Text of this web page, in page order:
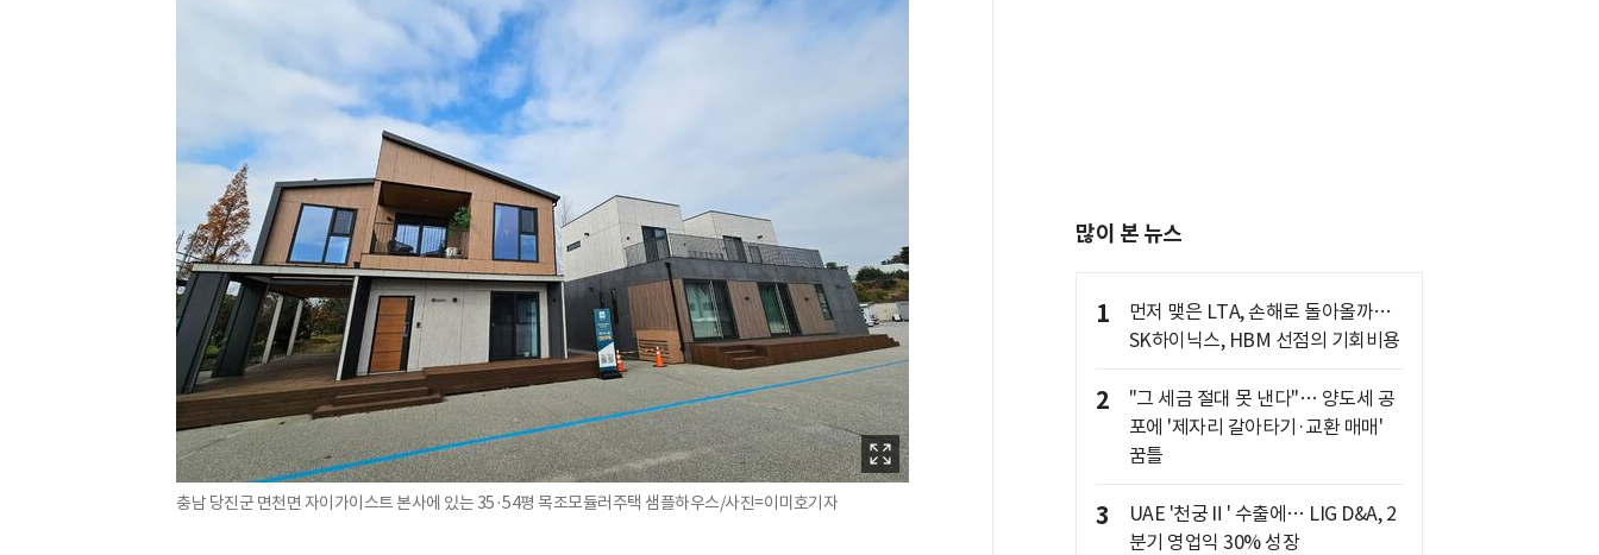
충남 당진군 면천면 자이가이스트 본사에 있는 35·54평 목조모듈러주택 샘플하우스/사진=이미호기자
많이 본 뉴스
1
먼저 맺은 LTA, 손해로 돌아올까…
SK하이닉스, HBM 선점의 기회비용
2
"그 세금 절대 못 낸다"… 양도세 공
포에 '제자리 갈아타기·교환 매매'
꿈틀
3
UAE '천궁Ⅱ' 수출에… LIG D&A, 2
분기 영업익 30% 성장